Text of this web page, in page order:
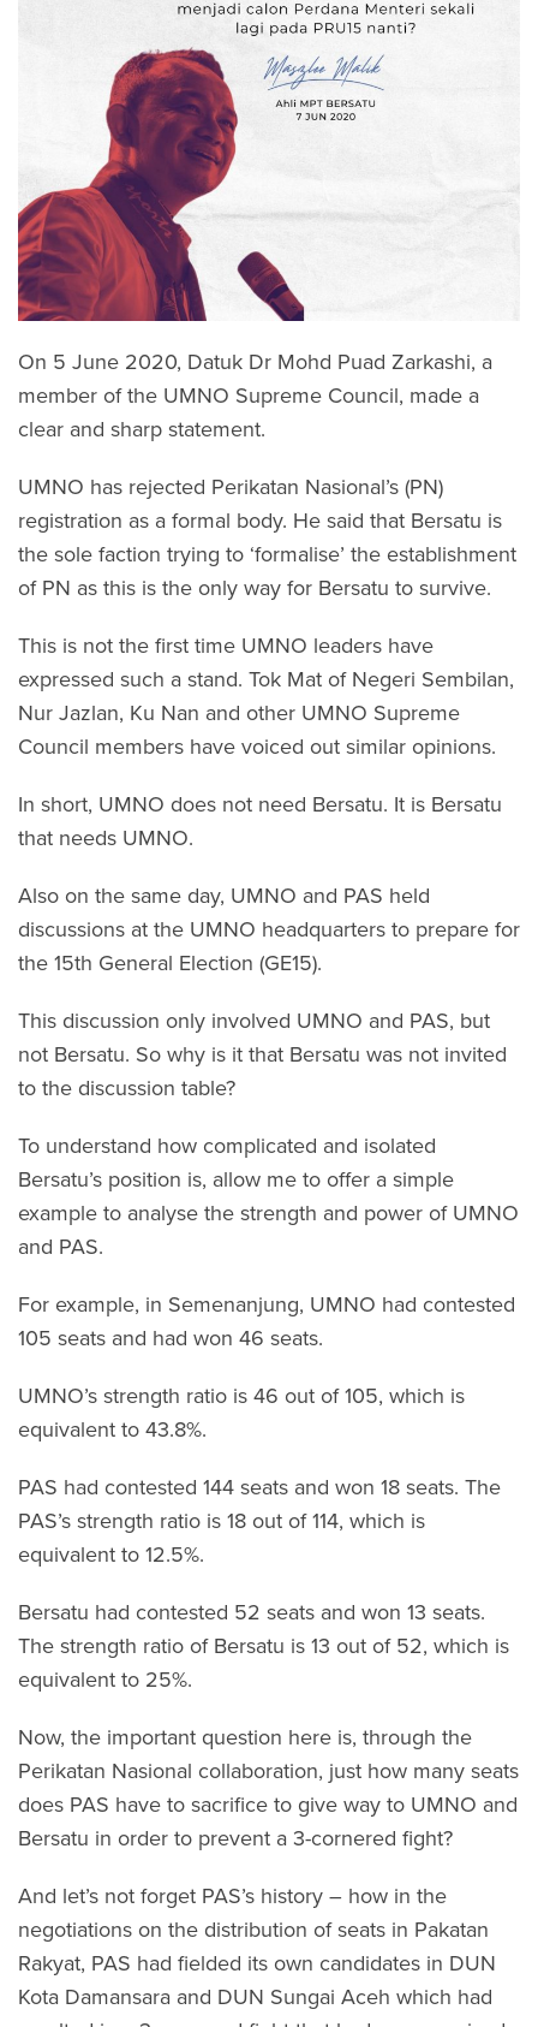
On 5 June 2020, Datuk Dr Mohd Puad Zarkashi, a
member of the UMNO Supreme Council, made a
clear and sharp statement.
UMNO has rejected Perikatan Nasional’s (PN)
registration as a formal body. He said that Bersatu is
the sole faction trying to ‘formalise’ the establishment
of PN as this is the only way for Bersatu to survive.
This is not the first time UMNO leaders have
expressed such a stand. Tok Mat of Negeri Sembilan,
Nur Jazlan, Ku Nan and other UMNO Supreme
Council members have voiced out similar opinions.
In short, UMNO does not need Bersatu. It is Bersatu
that needs UMNO.
Also on the same day, UMNO and PAS held
discussions at the UMNO headquarters to prepare for
the 15th General Election (GE15).
This discussion only involved UMNO and PAS, but
not Bersatu. So why is it that Bersatu was not invited
to the discussion table?
To understand how complicated and isolated
Bersatu’s position is, allow me to offer a simple
example to analyse the strength and power of UMNO
and PAS.
For example, in Semenanjung, UMNO had contested
105 seats and had won 46 seats.
UMNO’s strength ratio is 46 out of 105, which is
equivalent to 43.8%.
PAS had contested 144 seats and won 18 seats. The
PAS’s strength ratio is 18 out of 114, which is
equivalent to 12.5%.
Bersatu had contested 52 seats and won 13 seats.
The strength ratio of Bersatu is 13 out of 52, which is
equivalent to 25%.
Now, the important question here is, through the
Perikatan Nasional collaboration, just how many seats
does PAS have to sacrifice to give way to UMNO and
Bersatu in order to prevent a 3-cornered fight?
And let’s not forget PAS’s history – how in the
negotiations on the distribution of seats in Pakatan
Rakyat, PAS had fielded its own candidates in DUN
Kota Damansara and DUN Sungai Aceh which had